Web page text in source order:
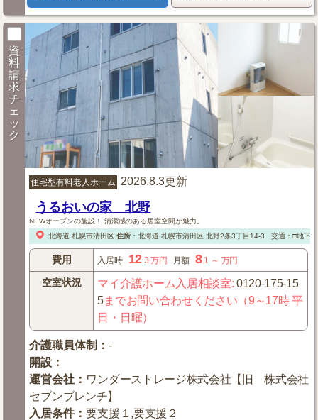
資
料
請
求
チ
ェ
ッ
ク
住宅型有料老人ホーム 2026.8.3更新
うるおいの家 北野
NEWオープンの施設！ 清潔感のある居室空間が魅力。
北海道 札幌市清田区 住所： 北海道 札幌市清田区北野2条3丁目14-3 交通：□地下
費用 入居時 12.3 万円 月額 8.1 ～ 万円
空室状況 マイ介護ホーム入居相談室:0120-175-15
5までお問い合わせください（9～17時 平
日・日曜）
介護職員体制 ：-
開設 ：
運営会社 ： ワンダーストレージ株式会社【旧 株式会社
セブンブレンチ】
入居条件：要支援１,要支援２